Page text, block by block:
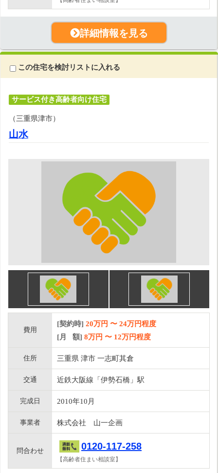
詳細情報を見る
この住宅を検討リストに入れる
サービス付き高齢者向け住宅
（三重県津市）
山水
費用
[契約時] 20万円 〜 24万円程度
[月 額] 8万円 〜 12万円程度
住所 三重県 津市 一志町其倉
交通 近鉄大阪線「伊勢石橋」駅
完成日 2010年10月
事業者 株式会社 山一企画
問合わせ 0120-117-258
【高齢者住まい相談室】